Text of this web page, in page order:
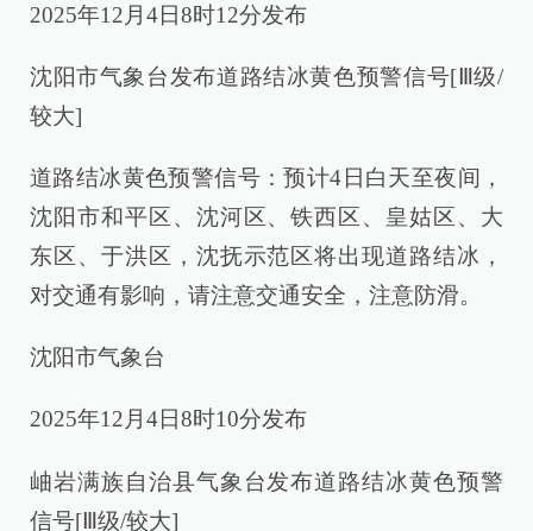
2025年12月4日8时12分发布
沈阳市气象台发布道路结冰黄色预警信号[Ⅲ级/
较大]
道路结冰黄色预警信号：预计4日白天至夜间，
沈阳市和平区、沈河区、铁西区、皇姑区、大
东区、于洪区，沈抚示范区将出现道路结冰，
对交通有影响，请注意交通安全，注意防滑。
沈阳市气象台
2025年12月4日8时10分发布
岫岩满族自治县气象台发布道路结冰黄色预警
信号[Ⅲ级/较大]